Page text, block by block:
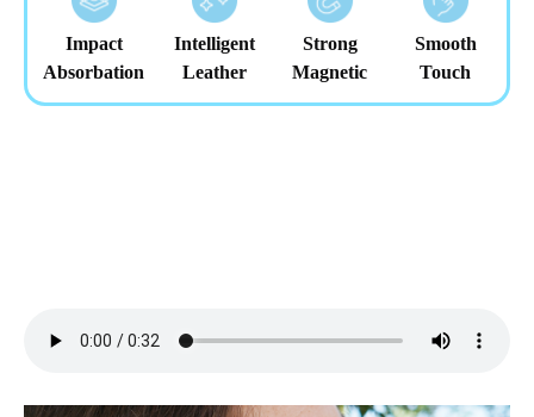
Impact
Absorbation
Intelligent
Leather
Strong
Magnetic
Smooth
Touch